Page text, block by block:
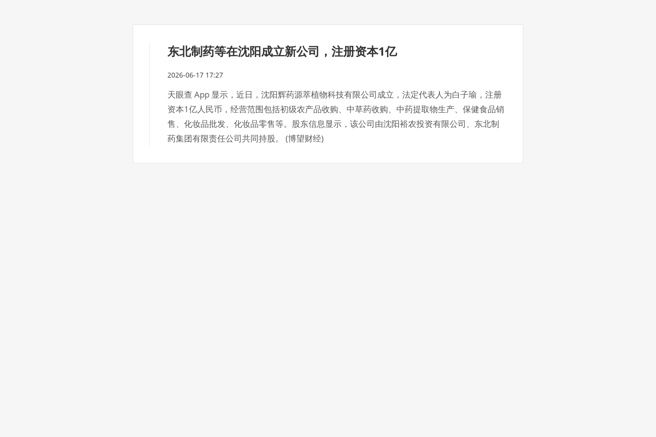
东北制药等在沈阳成立新公司，注册资本1亿
2026-06-17 17:27
天眼查 App 显示，近日，沈阳辉药源萃植物科技有限公司成立，法定代表人为白子瑜，注册
资本1亿人民币，经营范围包括初级农产品收购、中草药收购、中药提取物生产、保健食品销
售、化妆品批发、化妆品零售等。股东信息显示，该公司由沈阳裕农投资有限公司、东北制
药集团有限责任公司共同持股。 (博望财经)